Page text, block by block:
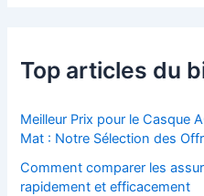
Top articles du
Meilleur Prix pour le Casque
Mat : Notre Sélection des
Comment comparer les
rapidement et efficacement